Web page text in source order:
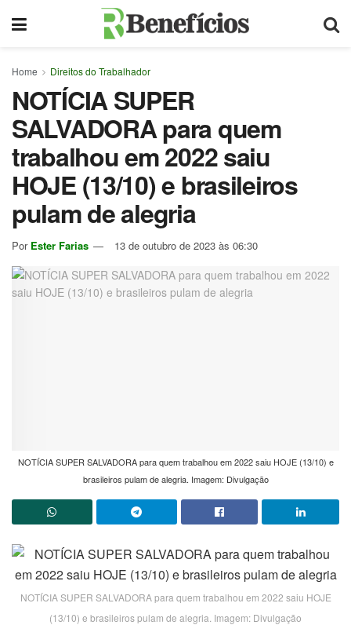
Home Direitos do Trabalhador
NOTÍCIA SUPER
SALVADORA para quem
trabalhou em 2022 saiu
HOJE (13/10) e brasileiros
pulam de alegria
Por Ester Farias 13 de outubro de 2023 às 06:30
NOTÍCIA SUPER SALVADORA para quem trabalhou em 2022 saiu HOJE (13/10) e
brasileiros pulam de alegria. Imagem: Divulgação
NOTÍCIA SUPER SALVADORA para quem trabalhou em 2022 saiu HOJE
(13/10) e brasileiros pulam de alegria. Imagem: Divulgação